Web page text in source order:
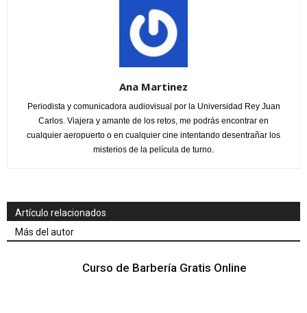
Ana Martinez
Periodista y comunicadora audiovisual por la Universidad Rey Juan
Carlos. Viajera y amante de los retos, me podrás encontrar en
cualquier aeropuerto o en cualquier cine intentando desentrañar los
misterios de la película de turno.
Artículo relacionados
Más del autor
Curso de Barbería Gratis Online